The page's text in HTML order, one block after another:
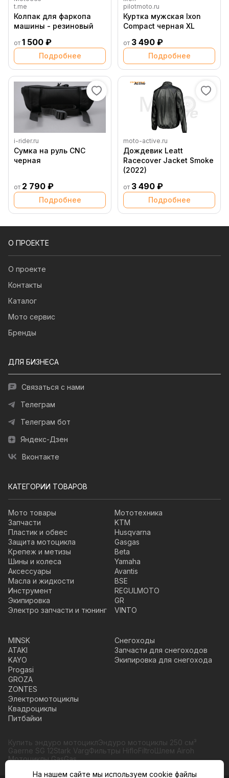
t.me
Колпак для фаркопа
машины - резиновый
от 1 500 ₽
Подробнее
pilotmoto.ru
Куртка мужская Ixon
Compact черная XL
от 3 490 ₽
Подробнее
i-rider.ru
Сумка на руль CNC
черная
от 2 790 ₽
Подробнее
moto-active.ru
Дождевик Leatt
Racecover Jacket Smoke
(2022)
от 3 490 ₽
Подробнее
О ПРОЕКТЕ
О проекте
Контакты
Каталог
Мото сервис
Бренды
ДЛЯ БИЗНЕСА
Связаться с нами
Телеграм
Телеграм бот
Яндекс-Дзен
Вконтакте
КАТЕГОРИИ ТОВАРОВ
Мото товары
Запчасти
Пластик и обвес
Защита мотоцикла
Крепеж и метизы
Шины и колеса
Аксессуары
Масла и жидкости
Инструмент
Экипировка
Электро запчасти и тюнинг
Мототехника
KTM
Husqvarna
Gasgas
Beta
Yamaha
Avantis
BSE
REGULMOTO
GR
VINTO
MINSK
ATAKI
KAYO
Progasi
GROZA
ZONTES
Электромотоциклы
Квадроциклы
Питбайки
Снегоходы
Запчасти для снегоходов
Экипировка для снегохода
Купить эндуро мотоциклЭндуро мотоциклы 250 см³
Gaerne SG 12Stark VargФильтры HifloFiltroШлем Airoh
Мотоциклы GasGas
На нашем сайте мы используем cookie файлы